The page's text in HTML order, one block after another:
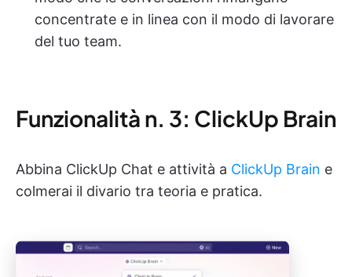
concentrate e in linea con il modo di lavorare
del tuo team.
Funzionalità n. 3: ClickUp Brain
Abbina ClickUp Chat e attività a ClickUp Brain e
colmerai il divario tra teoria e pratica.